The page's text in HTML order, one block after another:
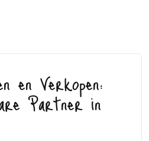
en Verkopen:
Partner in